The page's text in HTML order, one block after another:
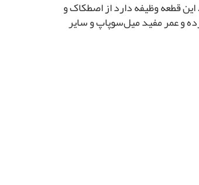
قطعه وظیفه دارد از اصطکاک و
و عمر مفید میل‌سوپاپ و سایر